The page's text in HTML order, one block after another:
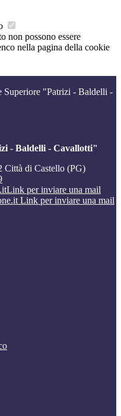
non possono essere
nella pagina della cookie
Superiore "Patrizi - Baldelli -
- Baldelli - Cavallotti"
Città di Castello (PG)
Link per inviare una mail
Link per inviare una mail